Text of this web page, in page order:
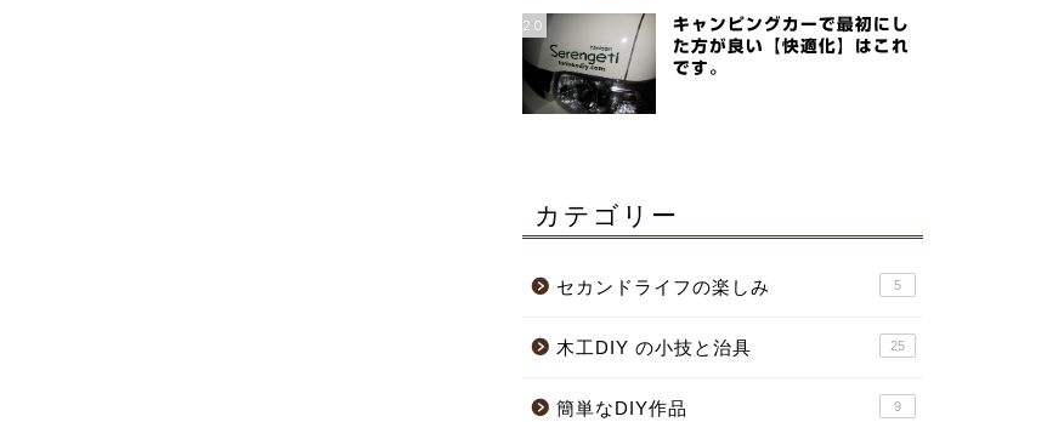
20
キャンピングカーで最初にし
た方が良い【快適化】はこれ
です。
カテゴリー
セカンドライフの楽しみ 5
木工DIY の小技と治具 25
簡単なDIY作品 9